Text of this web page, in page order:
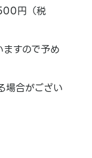
円（税
すので予め
場合がござい